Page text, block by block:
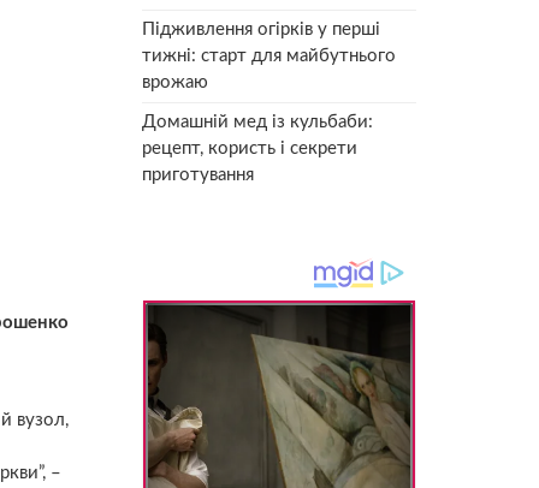
вузол,
–
Підживлення огірків у перші
тижні: старт для майбутнього
врожаю
Домашній мед із кульбаби:
рецепт, користь і секрети
приготування